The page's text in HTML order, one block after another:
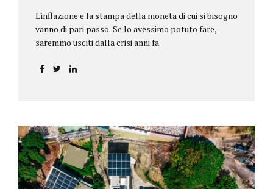
L'inflazione e la stampa della moneta di cui si bisogno
vanno di pari passo. Se lo avessimo potuto fare,
saremmo usciti dalla crisi anni fa.